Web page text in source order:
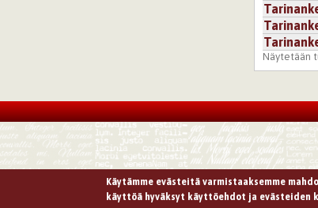
Näytetään
Käytämme evästeitä varmistaaksemme
käyttöä hyväksyt käyttöehdot ja evästeiden